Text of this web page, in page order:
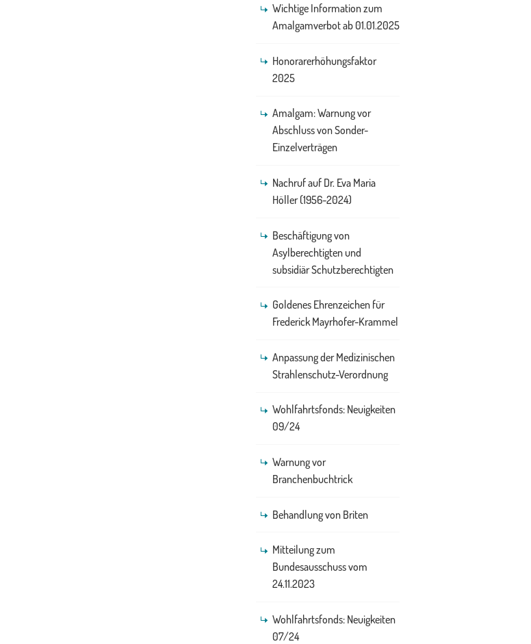
Wichtige Information zum
Amalgamverbot ab 01.01.2025
Honorarerhöhungsfaktor
2025
Amalgam: Warnung vor
Abschluss von Sonder-
Einzelverträgen
Nachruf auf Dr. Eva Maria
Höller (1956-2024)
Beschäftigung von
Asylberechtigten und
subsidiär Schutzberechtigten
Goldenes Ehrenzeichen für
Frederick Mayrhofer-Krammel
Anpassung der Medizinischen
Strahlenschutz-Verordnung
Wohlfahrtsfonds: Neuigkeiten
09/24
Warnung vor
Branchenbuchtrick
Behandlung von Briten
Mitteilung zum
Bundesausschuss vom
24.11.2023
Wohlfahrtsfonds: Neuigkeiten
07/24